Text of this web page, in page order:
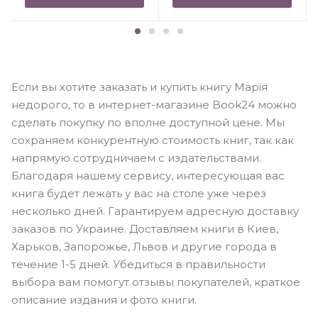
Если вы хотите заказать и купить книгу Марія
недорого, то в интернет-магазине Book24 можно
сделать покупку по вполне доступной цене. Мы
сохраняем конкурентную стоимость книг, так как
напрямую сотрудничаем с издательствами.
Благодаря нашему сервису, интересующая вас
книга будет лежать у вас на столе уже через
несколько дней. Гарантируем адресную доставку
заказов по Украине. Доставляем книги в Киев,
Харьков, Запорожье, Львов и другие города в
течение 1-5 дней. Убедиться в правильности
выбора вам помогут отзывы покупателей, краткое
описание издания и фото книги.